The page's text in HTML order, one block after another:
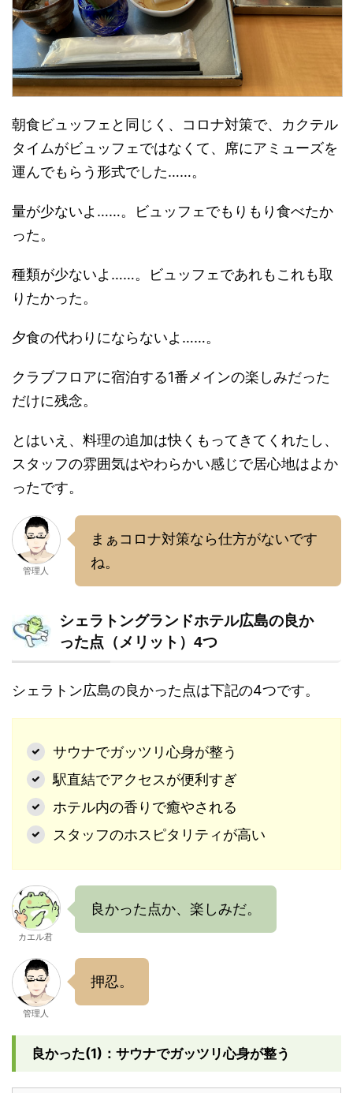
朝食ビュッフェと同じく、コロナ対策で、カクテル
タイムがビュッフェではなくて、席にアミューズを
運んでもらう形式でした……。
量が少ないよ……。ビュッフェでもりもり食べたか
った。
種類が少ないよ……。ビュッフェであれもこれも取
りたかった。
夕食の代わりにならないよ……。
クラブフロアに宿泊する1番メインの楽しみだった
だけに残念。
とはいえ、料理の追加は快くもってきてくれたし、
スタッフの雰囲気はやわらかい感じで居心地はよか
ったです。
管理人
まぁコロナ対策なら仕方がないです
ね。
シェラトングランドホテル広島の良か
った点（メリット）4つ
シェラトン広島の良かった点は下記の4つです。
サウナでガッツリ心身が整う
駅直結でアクセスが便利すぎ
ホテル内の香りで癒やされる
スタッフのホスピタリティが高い
カエル君
良かった点か、楽しみだ。
管理人
押忍。
良かった(1)：サウナでガッツリ心身が整う